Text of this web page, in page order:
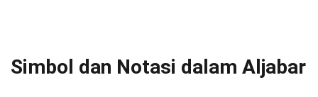
Simbol dan Notasi dalam Aljabar